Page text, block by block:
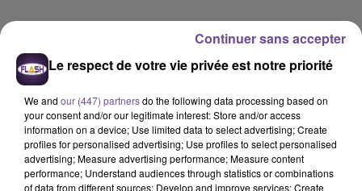
Le respect de votre vie privée est notre priorité
We and our (447) partnersdo the following data processing based on
your consent and/or our legitimate interest: Store and/or access
information on a device; Use limited data to select advertising; Create
profiles for personalised advertising; Use profiles to select personalised
advertising; Measure advertising performance; Measure content
performance; Understand audiences through statistics or combinations
of data from different sources; Develop and improve services; Create
Continuer sans accepter